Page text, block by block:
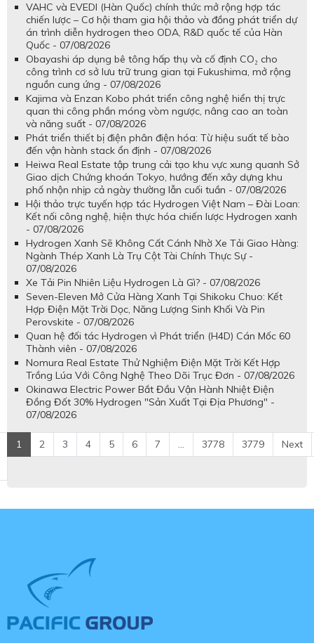
VAHC và EVEDI (Hàn Quốc) chính thức mở rộng hợp tác
chiến lược – Cơ hội tham gia hội thảo và đồng phát triển dự
án trình diễn hydrogen theo ODA, R&D quốc tế của Hàn
Quốc - 07/08/2026
Obayashi áp dụng bê tông hấp thụ và cố định CO₂ cho
công trình cơ sở lưu trữ trung gian tại Fukushima, mở rộng
nguồn cung ứng - 07/08/2026
Kajima và Enzan Kobo phát triển công nghệ hiển thị trực
quan thi công phần móng vòm ngược, nâng cao an toàn
và năng suất - 07/08/2026
Phát triển thiết bị điện phân điện hóa: Từ hiệu suất tế bào
đến vận hành stack ổn định - 07/08/2026
Heiwa Real Estate tập trung cải tạo khu vực xung quanh Sở
Giao dịch Chứng khoán Tokyo, hướng đến xây dựng khu
phố nhộn nhịp cả ngày thường lẫn cuối tuần - 07/08/2026
Hội thảo trực tuyến hợp tác Hydrogen Việt Nam – Đài Loan:
Kết nối công nghệ, hiện thực hóa chiến lược Hydrogen xanh
- 07/08/2026
Hydrogen Xanh Sẽ Không Cất Cánh Nhờ Xe Tải Giao Hàng:
Ngành Thép Xanh Là Trụ Cột Tài Chính Thực Sự -
07/08/2026
Xe Tải Pin Nhiên Liệu Hydrogen Là Gì? - 07/08/2026
Seven-Eleven Mở Cửa Hàng Xanh Tại Shikoku Chuo: Kết
Hợp Điện Mặt Trời Dọc, Năng Lượng Sinh Khối Và Pin
Perovskite - 07/08/2026
Quan hệ đối tác Hydrogen vì Phát triển (H4D) Cán Mốc 60
Thành viên - 07/08/2026
Nomura Real Estate Thử Nghiệm Điện Mặt Trời Kết Hợp
Trồng Lúa Với Công Nghệ Theo Dõi Trục Đơn - 07/08/2026
Okinawa Electric Power Bắt Đầu Vận Hành Nhiệt Điện
Đồng Đốt 30% Hydrogen "Sản Xuất Tại Địa Phương" -
07/08/2026
1 2 3 4 5 6 7 ... 3778 3779 Next